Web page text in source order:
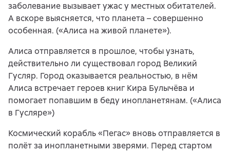
заболевание вызывает ужас у местных обитателей.
А вскоре выясняется, что планета – совершенно
особенная. («Алиса на живой планете»).
Алиса отправляется в прошлое, чтобы узнать,
действительно ли существовал город Великий
Гусляр. Город оказывается реальностью, в нём
Алиса встречает героев книг Кира Булычёва и
помогает попавшим в беду инопланетянам. («Алиса
в Гусляре»)
Космический корабль «Пегас» вновь отправляется в
полёт за инопланетными зверями. Перед стартом